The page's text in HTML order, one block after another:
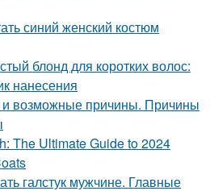
синий женский костюм
блонд для коротких волос:
нанесения
возможные причины. Причины
The Ultimate Guide to 2024
галстук мужчине. Главные